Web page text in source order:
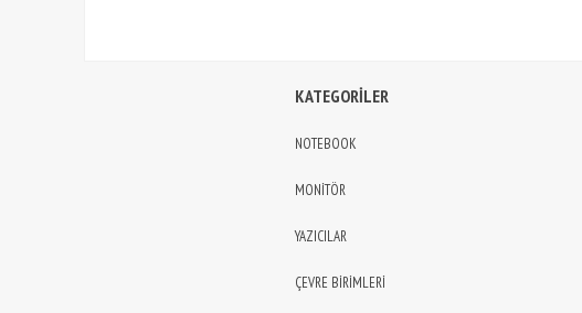
KATEGORİLER
NOTEBOOK
MONİTÖR
YAZICILAR
ÇEVRE BİRİMLERİ